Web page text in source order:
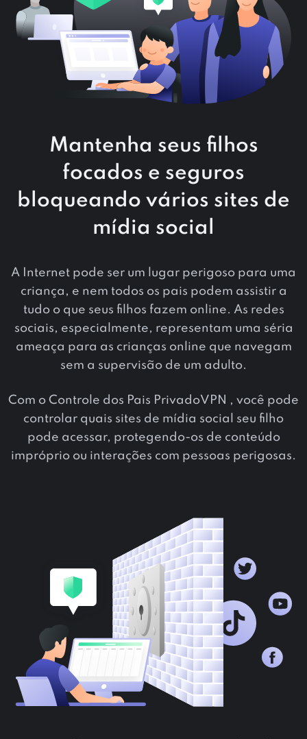
Mantenha seus filhos
focados e seguros
bloqueando vários sites de
mídia social
A Internet pode ser um lugar perigoso para uma
criança, e nem todos os pais podem assistir a
tudo o que seus filhos fazem online. As redes
sociais, especialmente, representam uma séria
ameaça para as crianças online que navegam
sem a supervisão de um adulto.
Com o Controle dos Pais PrivadoVPN , você pode
controlar quais sites de mídia social seu filho
pode acessar, protegendo-os de conteúdo
impróprio ou interações com pessoas perigosas.